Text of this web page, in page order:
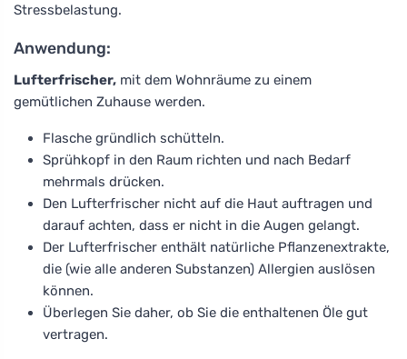
Stressbelastung.
Anwendung:
Lufterfrischer, mit dem Wohnräume zu einem
gemütlichen Zuhause werden.
Flasche gründlich schütteln.
Sprühkopf in den Raum richten und nach Bedarf
mehrmals drücken.
Den Lufterfrischer nicht auf die Haut auftragen und
darauf achten, dass er nicht in die Augen gelangt.
Der Lufterfrischer enthält natürliche Pflanzenextrakte,
die (wie alle anderen Substanzen) Allergien auslösen
können.
Überlegen Sie daher, ob Sie die enthaltenen Öle gut
vertragen.